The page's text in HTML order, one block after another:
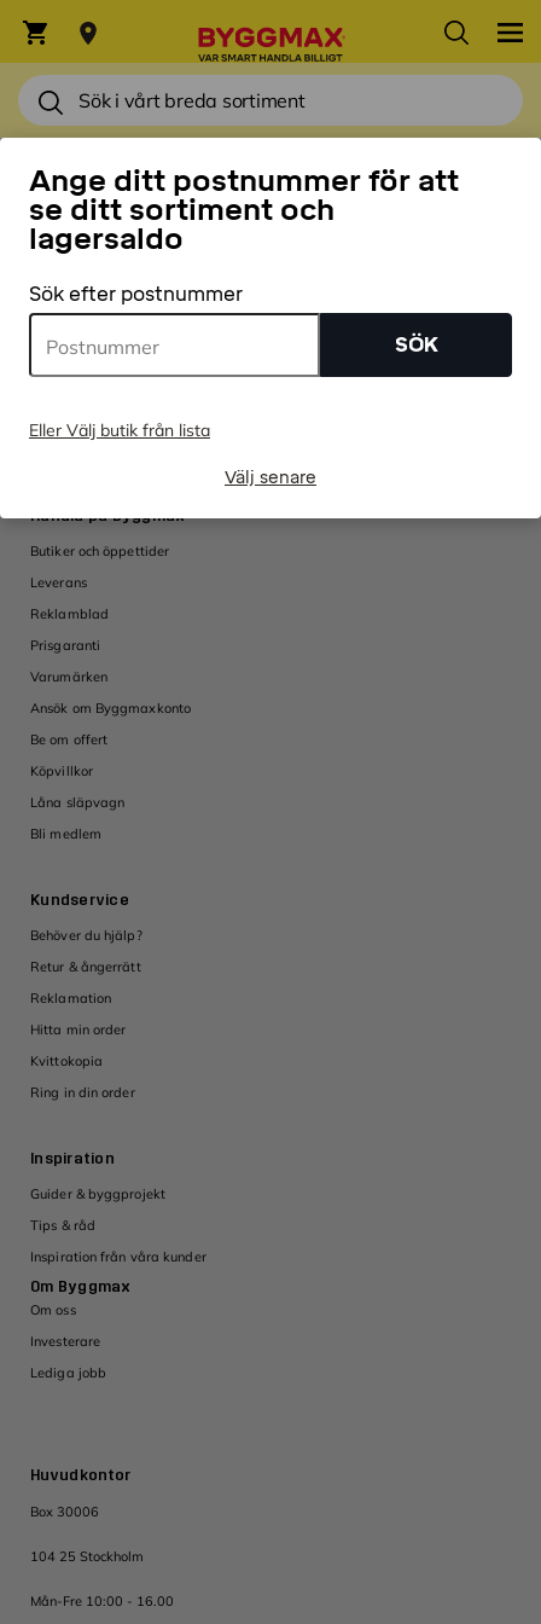
Ange ditt postnummer för att
se ditt sortiment och
lagersaldo
Sök efter postnummer
SÖK
Eller Välj butik från lista
Välj senare
HEM
BEHÖVER DU HJÄLP ELLER HAR FRÅGOR?
PRENUMERERA
Integritetspolicy
Huvudkontor
Box 30006
104 25 Stockholm
Mån-Fre 10:00 - 16.00
Handla på Byggmax
Butiker och öppettider
Leverans
Reklamblad
Prisgaranti
Varumärken
Ansök om Byggmaxkonto
Be om offert
Köpvillkor
Låna släpvagn
Bli medlem
Kundservice
Behöver du hjälp?
Retur & ångerrätt
Reklamation
Hitta min order
Kvittokopia
Ring in din order
Inspiration
Guider & byggprojekt
Tips & råd
Inspiration från våra kunder
Om Byggmax
Om oss
Investerare
Lediga jobb